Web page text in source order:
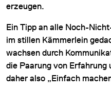
erzeugen.
Ein Tipp an alle Noch-
im stillen Kämmerlein
wachsen durch
die Paarung von
daher also „Einfach